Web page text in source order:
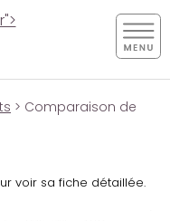
> Comparaison de
voir sa fiche détaillée.